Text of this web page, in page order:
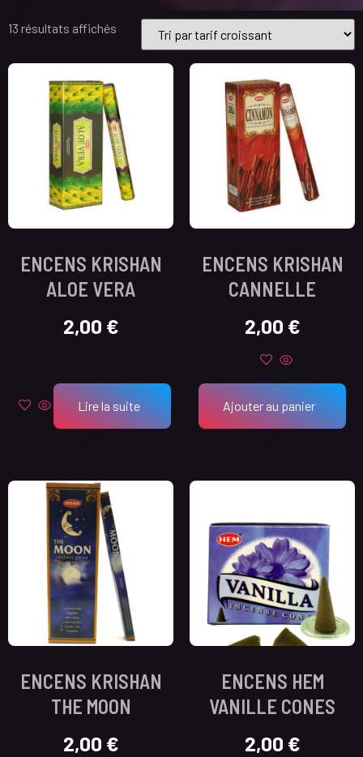
13 résultats affichés
ENCENS KRISHAN
ALOE VERA
2,00 €
Lire la suite
ENCENS KRISHAN
CANNELLE
2,00 €
Ajouter au panier
ENCENS KRISHAN
THE MOON
2,00 €
ENCENS HEM
VANILLE CONES
2,00 €